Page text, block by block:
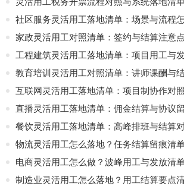
社区服务灵活用工落地清单：场景与流程
家政灵活用工对照清单：签约与结算注意
工程建筑灵活用工落地清单：项目用工与
教育培训灵活用工对照清单：讲师课酬与
互联网灵活用工落地清单：项目制协作对
直播灵活用工落地清单：佣金结算与协议
餐饮灵活用工落地清单：高峰排班与结算
物流灵活用工怎么落地？任务结算留痕清
电商灵活用工怎么做？波峰用工与发放清
制造业灵活用工怎么落地？用工结算要点